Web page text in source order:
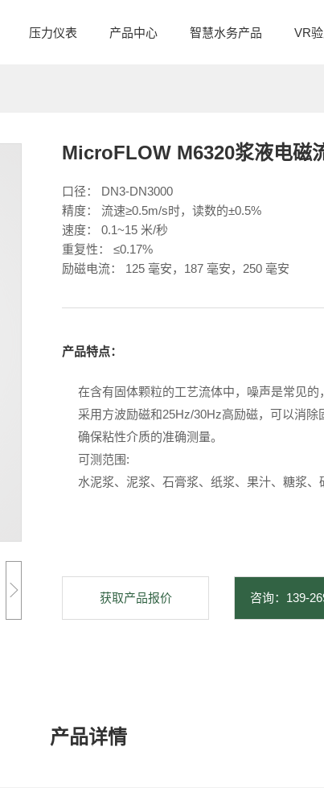
压力仪表 产品中心 智慧水务产品 VR
MicroFLOW M6320浆液电磁
口径： DN3-DN3000
精度： 流速≥0.5m/s时，读数的±0.5%
速度： 0.1~15 米/秒
重复性： ≤0.17%
励磁电流： 125 毫安，187 毫安，250 毫安
产品特点：
在含有固体颗粒的工艺流体中，噪声是常见
采用方波励磁和25Hz/30Hz高励磁，可以消除
确保粘性介质的准确测量。
可测范围:
水泥浆、泥浆、石膏浆、纸浆、果汁、糖浆、
获取产品报价 咨询：139-
产品详情